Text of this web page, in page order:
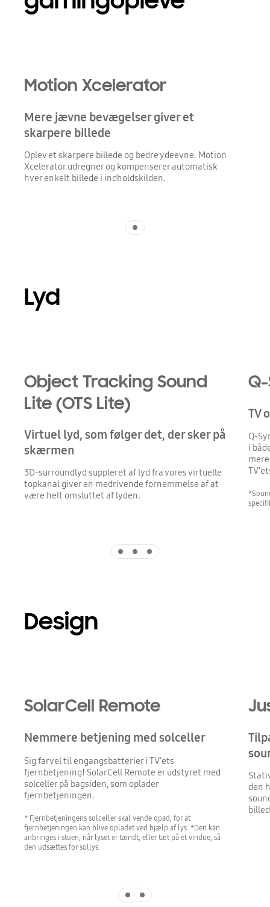
Motion Xcelerator
Mere jævne bevægelser giver et
skarpere billede
Oplev et skarpere billede og bedre ydeevne. Motion
Xcelerator udregner og kompenserer automatisk
hver enkelt billede i indholdskilden.
Lyd
Object Tracking Sound
Lite (OTS Lite)
Virtuel lyd, som følger det, der sker på
skærmen
3D-surroundlyd suppleret af lyd fra vores virtuelle
topkanal giver en medrivende fornemmelse af at
være helt omsluttet af lyden.
TV
Q-
i
Design
SolarCell Remote
Nemmere betjening med solceller
Sig farvel til engangsbatterier i TV'ets
fjernbetjening! SolarCell Remote er udstyret med
solceller på bagsiden, som oplader
fjernbetjeningen.
* Fjernbetjeningens solceller skal vende opad, for at
fjernbetjeningen kan blive opladet ved hjælp af lys. *Den kan
anbringes i stuen, når lyset er tændt, eller tæt på et vindue, så
den udsættes for sollys.
den